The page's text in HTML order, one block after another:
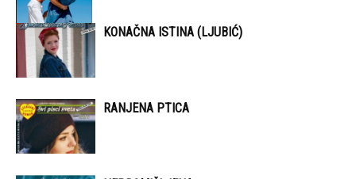
KONAČNA ISTINA (LJUBIĆ)
RANJENA PTICA